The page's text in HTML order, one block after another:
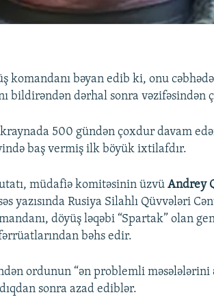
komandanı bəyan edib ki, onu
bildirəndən dərhal sonra vəzifəsindən
500 gündən çoxdur davam
baş vermiş ilk böyük ixtilafdır.
müdafiə komitəsinin üzvüAndrey
yazısında Rusiya Silahlı Qüvvələri
döyüş ləqəbi “Spartak” olan
bəhs edir.
ordunun “ən problemli məsələlərini
sonra azad ediblər.